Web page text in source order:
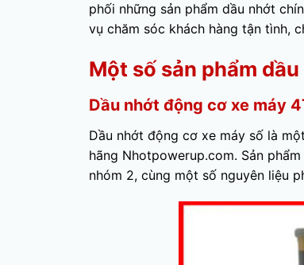
phối những sản phẩm dầu nhớt
vụ chăm sóc khách hàng tận tình,
Một số sản phẩm
Dầu nhớt động cơ xe máy
Dầu nhớt động cơ xe máy số là
hãng Nhotpowerup.com. Sản
nhóm 2, cùng một số nguyên liệu